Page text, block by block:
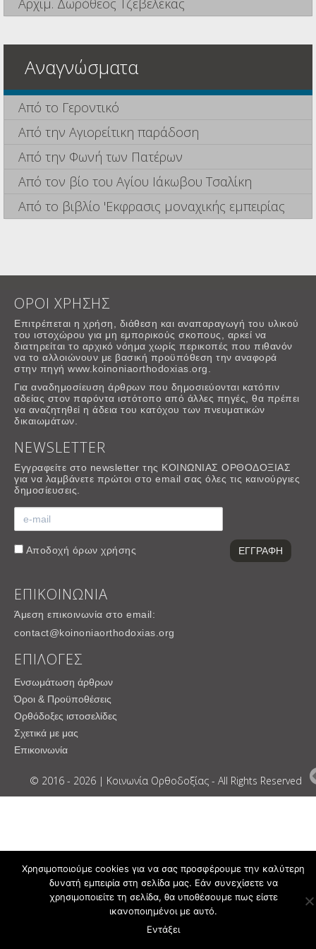
Αρχιμ. Δωρόθεος Τζεβελέκας
Αναγνώσματα
Από το Γεροντικό
Από την Αγιορείτικη παράδοση
Από την Φωνή των Πατέρων
Από τον βίο του Αγίου Ιάκωβου Τσαλίκη
Από το βιβλίο 'Εκφρασις μοναχικής εμπειρίας
ΟΡΟΙ ΧΡΗΣΗΣ
Επιτρέπεται η χρήση, διάθεση και αναπαραγωγή του υλικού
του ιστοχώρου για μη εμπορικούς σκοπους, αρκεί να
διατηρείται το αρχικό νόημα χωρίς περικοπές που πιθανόν
να το αλλοιώνουν με βασική προϋπόθεση την αναφορά
στην πηγή www.koinoniaorthodoxias.org.
Για αναδημοσίευση άρθρων που δημοσιεύονται κατόπιν
αδείας στον παρόντα ιστότοπο από άλλες πηγές, θα πρέπει
να αναζητηθεί η άδεια του κατόχου των πνευματικών
δικαιωμάτων.
NEWSLETTER
Εγγραφείτε στο newsletter της ΚΟΙΝΩΝΙΑΣ ΟΡΘΟΔΟΞΙΑΣ
για να λαμβάνετε πρώτοι στο email σας όλες τις καινούργιες
δημοσίευσεις.
Αποδοχή όρων χρήσης
ΕΠΙΚΟΙΝΩΝΙΑ
Άμεση επικοινωνία στο email:
contact@koinoniaorthodoxias.org
ΕΠΙΛΟΓΕΣ
Ενσωμάτωση άρθρων
Όροι & Προϋποθέσεις
Ορθόδοξες ιστοσελίδες
Σχετικά με μας
Επικοινωνία
© 2016 - 2026 | Κοινωνία Ορθοδοξίας - All Rights Reserved
Χρησιμοποιούμε cookies για να σας προσφέρουμε την καλύτερη
δυνατή εμπειρία στη σελίδα μας. Εάν συνεχίσετε να
χρησιμοποιείτε τη σελίδα, θα υποθέσουμε πως είστε
ικανοποιημένοι με αυτό.
Εντάξει